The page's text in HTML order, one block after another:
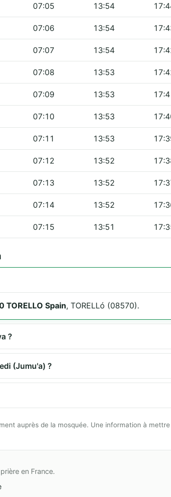
07:05 13:54
07:06 13:54
07:07 13:54
07:08 13:53
07:09 13:53
07:10 13:53
07:11 13:53
07:12 13:52
07:13 13:52
07:14 13:52
07:15 13:51
Spain, TORELLó (08570).
?
(Jumu'a) ?
auprès de la mosquée. Une information à mettre
en France.